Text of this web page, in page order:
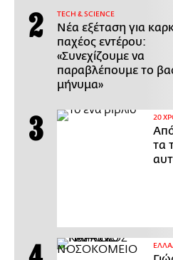
ΤECH & SCIENCE
Νέα εξέταση για
παχέος εντέρου:
«Συνεχίζουμε να
παραβλέπουμε το
μήνυμα»
20
τα